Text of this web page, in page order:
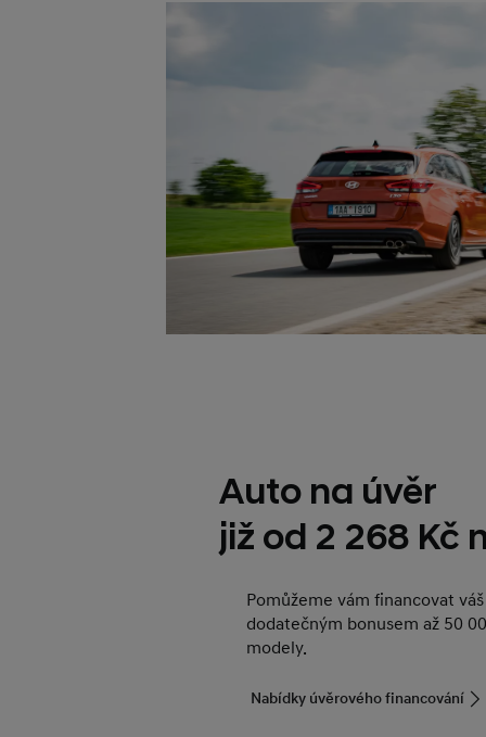
Auto na úvěr
již od 2 268 Kč
Pomůžeme vám financovat
dodatečným bonusem až 50
modely.
Nabídky úvěrového financování